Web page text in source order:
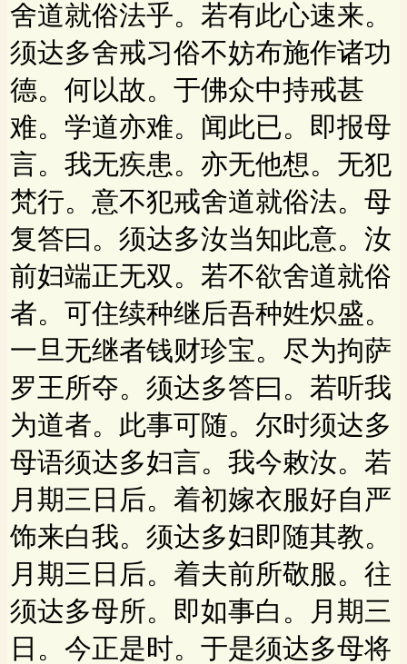
舍道就俗法乎。若有此心速来。
须达多舍戒习俗不妨布施作诸功
德。何以故。于佛众中持戒甚
难。学道亦难。闻此已。即报母
言。我无疾患。亦无他想。无犯
梵行。意不犯戒舍道就俗法。母
复答曰。须达多汝当知此意。汝
前妇端正无双。若不欲舍道就俗
者。可住续种继后吾种姓炽盛。
一旦无继者钱财珍宝。尽为拘萨
罗王所夺。须达多答曰。若听我
为道者。此事可随。尔时须达多
母语须达多妇言。我今敕汝。若
月期三日后。着初嫁衣服好自严
饰来白我。须达多妇即随其教。
月期三日后。着夫前所敬服。往
须达多母所。即如事白。月期三
日。今正是时。于是须达多母将